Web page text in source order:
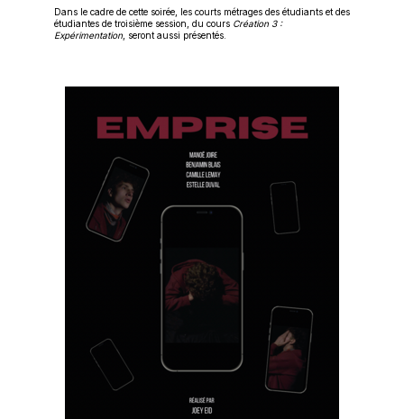
Dans le cadre de cette soirée, les courts métrages des étudiants et des
étudiantes de troisième session, du cours Création 3 :
Expérimentation , seront aussi présentés.